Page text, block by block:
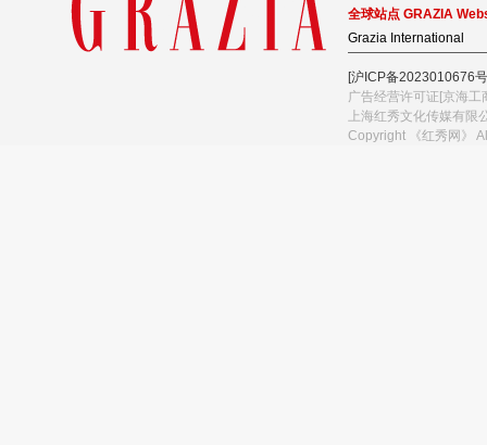
全球站点 GRAZIA
Grazia International
[沪ICP备2023010676
广告经营许可证[京海
上海红秀文化传媒有限
Copyright 《红秀网》